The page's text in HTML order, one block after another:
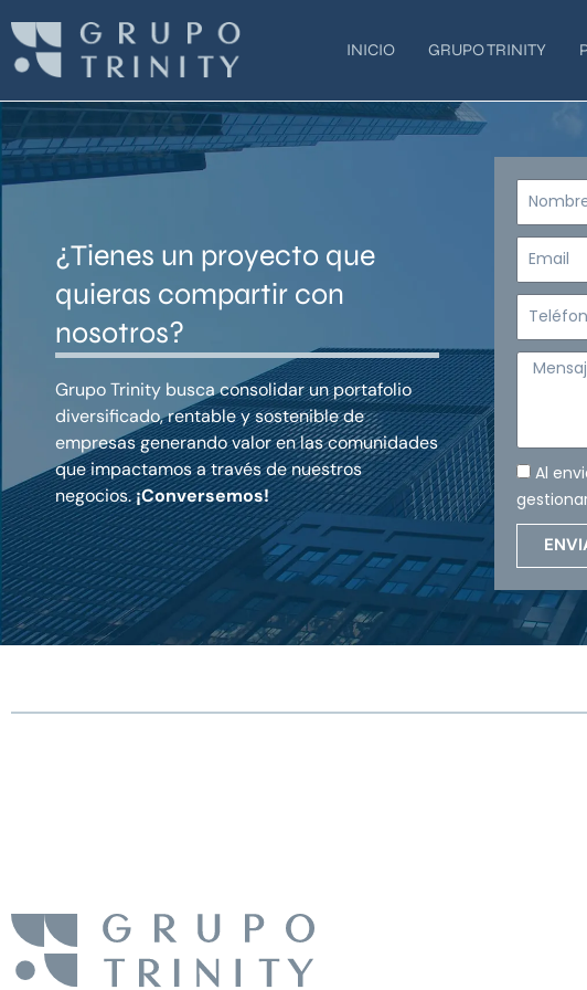
contenido
INICIO GRUPO TRINITY
¿Tienes un proyecto que
quieras compartir con
nosotros?
Grupo Trinity busca consolidar un portafolio
diversificado, rentable y sostenible de
empresas generando valor en las comunidades
que impactamos a través de nuestros
negocios.¡Conversemos!
Nombre
Email
Teléfono
Mensaje
Al